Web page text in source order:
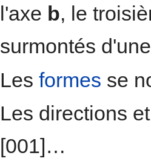
l'axe b, le
surmontés
Lesformes se
Les directions
[001]…